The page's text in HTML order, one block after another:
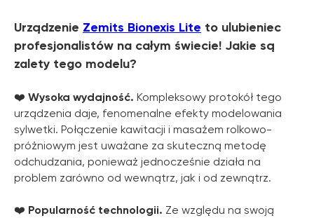
Urządzenie Zemits Bionexis Lite to ulubieniec
profesjonalistów na całym świecie! Jakie są
zalety tego modelu?
❤️ Wysoka wydajność. Kompleksowy protokół tego
urządzenia daje, fenomenalne efekty modelowania
sylwetki. Połączenie kawitacji i masażem rolkowo-
próżniowym jest uważane za skuteczną metodę
odchudzania, ponieważ jednocześnie działa na
problem zarówno od wewnątrz, jak i od zewnątrz.
❤️ Popularność technologii. Ze względu na swoją